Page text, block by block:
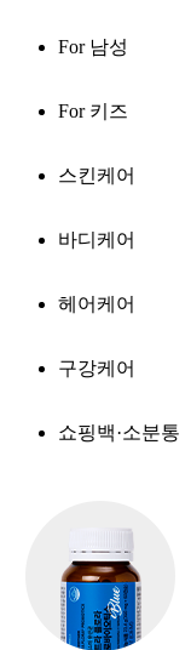
For 남성
For 키즈
스킨케어
바디케어
헤어케어
구강케어
쇼핑백·소분통